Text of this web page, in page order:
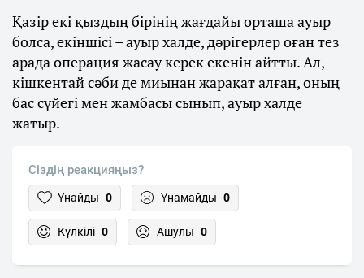
Қазір екі қыздың бірінің жағдайы орташа ауыр
болса, екіншісі – ауыр халде, дәрігерлер оған тез
арада операция жасау керек екенін айтты. Ал,
кішкентай сәби де миынан жарақат алған, оның
бас сүйегі мен жамбасы сынып, ауыр халде
жатыр.
Сіздің реакцияңыз?
Ұнайды 0 Ұнамайды 0
Күлкілі 0 Ашулы 0